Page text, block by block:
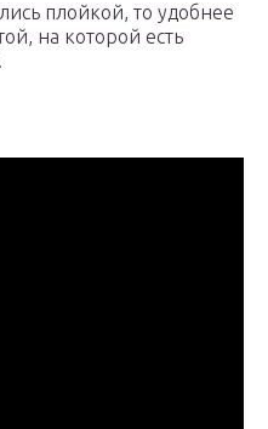
плойкой, то удобнее
на которой есть